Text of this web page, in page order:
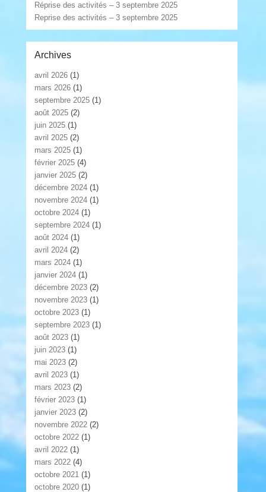
Réprise des activités – 3 septembre 2025
Reprise des activités – 3 septembre 2025
Archives
avril 2026 (1)
mars 2026 (1)
septembre 2025 (1)
août 2025 (2)
juin 2025 (1)
avril 2025 (2)
mars 2025 (1)
février 2025 (4)
janvier 2025 (2)
décembre 2024 (1)
novembre 2024 (1)
octobre 2024 (1)
septembre 2024 (1)
août 2024 (1)
avril 2024 (2)
mars 2024 (1)
janvier 2024 (1)
décembre 2023 (2)
novembre 2023 (1)
octobre 2023 (1)
septembre 2023 (1)
août 2023 (1)
juin 2023 (1)
mai 2023 (2)
avril 2023 (1)
mars 2023 (2)
février 2023 (1)
janvier 2023 (2)
novembre 2022 (2)
octobre 2022 (1)
avril 2022 (1)
mars 2022 (4)
octobre 2021 (1)
octobre 2020 (1)